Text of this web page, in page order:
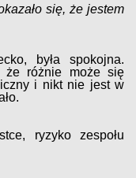
się, że jestem
była spokojna.
że różnie może się
i nikt nie jest w
ryzyko zespołu